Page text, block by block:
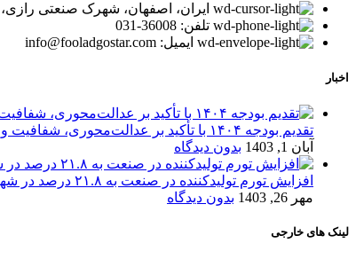
ایران، اصفهان، شهرک صنعتی رازی، فاز 3، میدان توسعه، بلوار
تلفن: 36008-031
ایمیل: info@fooladgostar.com
اخبار
تقدیم بودجه ۱۴۰۴ با تأکید بر عدالت‌محوری، شفافیت و اصلاحات اقتصادی
آبان 1, 1403
بدون دیدگاه
افزایش تورم تولیدکننده در صنعت به ۲۱.۸ درصد در شهریور ۱۴۰۳
مهر 26, 1403
بدون دیدگاه
لینک های خارجی